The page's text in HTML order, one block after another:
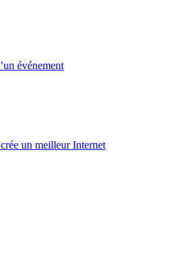
événement
un meilleur Internet